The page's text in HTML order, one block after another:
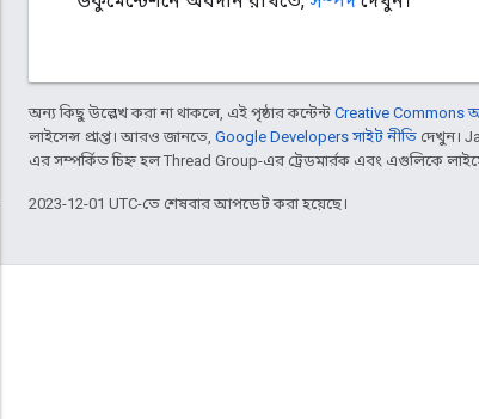
অন্য কিছু উল্লেখ করা না থাকলে, এই পৃষ্ঠার কন্টেন্ট Creative Commons
লাইসেন্স প্রাপ্ত। আরও জানতে, Google Developers সাইট নীতি দেখুন।
এর সম্পর্কিত চিহ্ন হল Thread Group-এর ট্রেডমার্রক এবং এগুলিকে
2023-12-01 UTC-তে শেষবার আপডেট করা হয়েছে।